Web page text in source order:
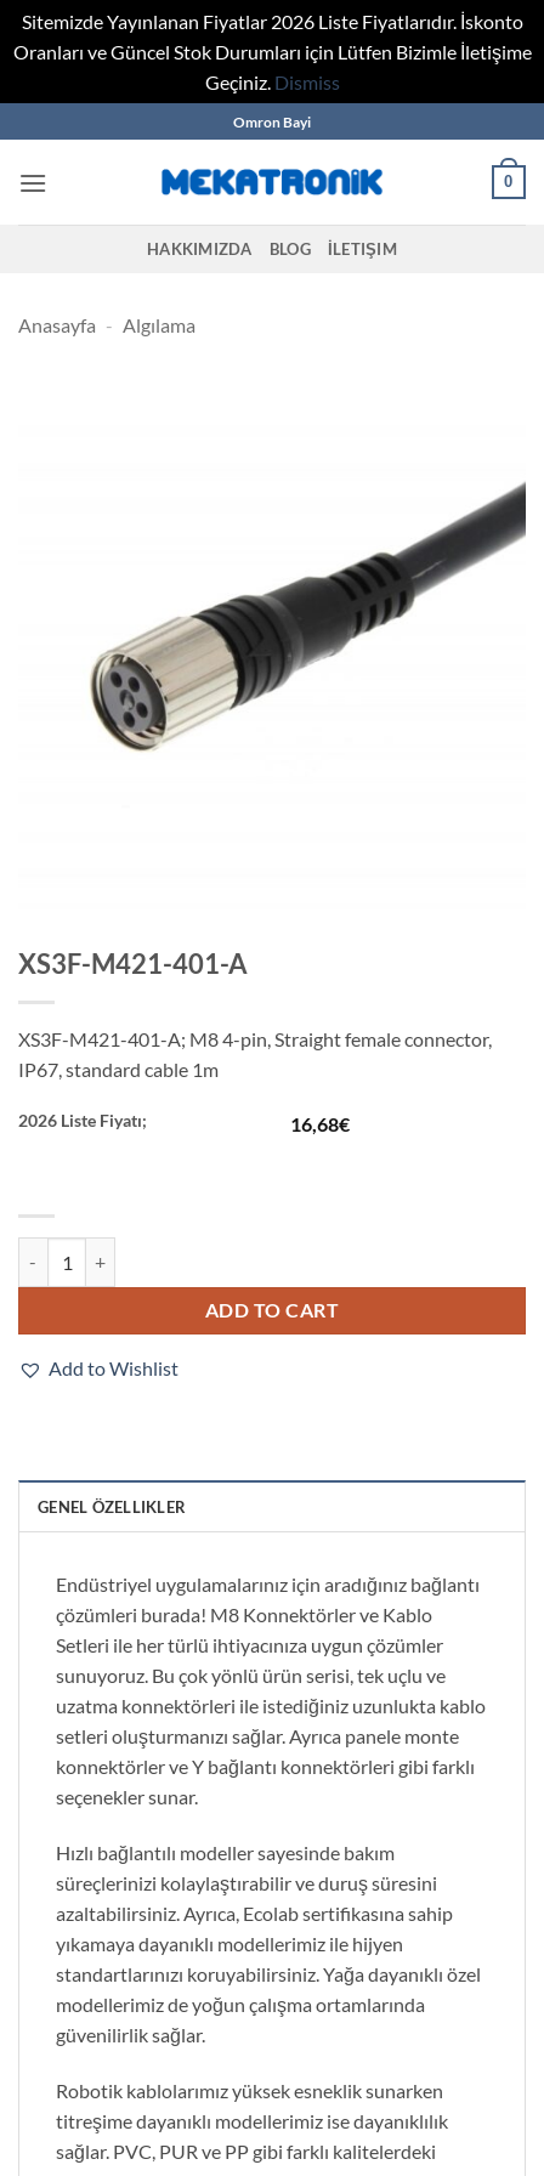
Sitemizde Yayınlanan Fiyatlar 2026 Liste Fiyatlarıdır. İskonto
Oranları ve Güncel Stok Durumları için Lütfen Bizimle İletişime
Geçiniz. Dismiss
to
content
Omron Bayi
0
HAKKIMIZDA BLOG İLETIŞIM
Anasayfa - Algılama
XS3F-M421-401-A
XS3F-M421-401-A; M8 4-pin, Straight female connector,
IP67, standard cable 1m
2026 Liste Fiyatı; 16,68€
ADD TO CART
Add to Wishlist
GENEL ÖZELLIKLER
Endüstriyel uygulamalarınız için aradığınız bağlantı
çözümleri burada! M8 Konnektörler ve Kablo
Setleri ile her türlü ihtiyacınıza uygun çözümler
sunuyoruz. Bu çok yönlü ürün serisi, tek uçlu ve
uzatma konnektörleri ile istediğiniz uzunlukta kablo
setleri oluşturmanızı sağlar. Ayrıca panele monte
konnektörler ve Y bağlantı konnektörleri gibi farklı
seçenekler sunar.
Hızlı bağlantılı modeller sayesinde bakım
süreçlerinizi kolaylaştırabilir ve duruş süresini
azaltabilirsiniz. Ayrıca, Ecolab sertifikasına sahip
yıkamaya dayanıklı modellerimiz ile hijyen
standartlarınızı koruyabilirsiniz. Yağa dayanıklı özel
modellerimiz de yoğun çalışma ortamlarında
güvenilirlik sağlar.
Robotik kablolarımız yüksek esneklik sunarken
titreşime dayanıklı modellerimiz ise dayanıklılık
sağlar. PVC, PUR ve PP gibi farklı kalitelerdeki